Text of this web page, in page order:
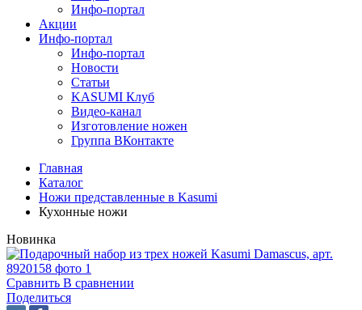
Инфо-портал
Акции
Инфо-портал
Инфо-портал
Новости
Статьи
KASUMI Клуб
Видео-канал
Изготовление ножен
Группа ВКонтакте
Главная
Каталог
Ножи представленные в Kasumi
Кухонные ножи
Новинка
Сравнить В сравнении
Поделиться